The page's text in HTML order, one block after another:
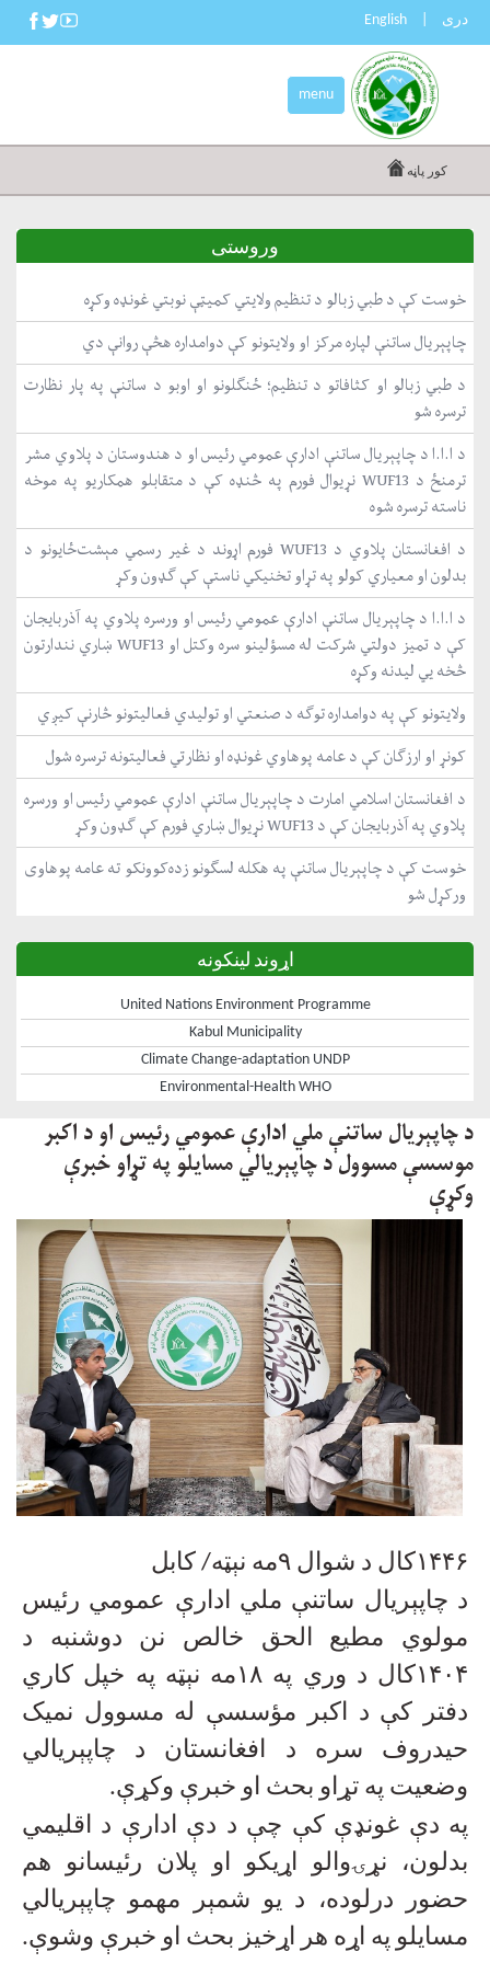
English دری
menu
کور پاڼه
وروستی
خوست کې د طبي زبالو د تنظیم ولایتي کمیټې نوبتي غونډه وکړه
چاپېریال ساتنې لپاره مرکز او ولایتونو کې دوامداره هڅې روانې دي
د طبي زبالو او کثافاتو د تنظیم؛ ځنګلونو او اوبو د ساتنې په پار نظارت
ترسره شو
د ا.ا.ا د چاپېریال ساتنې ادارې عمومي رئیس او د هندوستان د پلاوي مشر
ترمنځ د WUF13 نړیوال فورم په څنډه کې د متقابلو همکاریو په موخه
ناسته ترسره شوه
د افغانستان پلاوي د WUF13 فورم اړوند د غیر رسمي مېشت‌ځایونو د
بدلون او معیاري کولو په تړاو تخنیکي ناستې کې ګډون وکړ
د ا.ا.ا د چاپېریال ساتنې ادارې عمومي رئیس او ورسره پلاوي په آذربایجان
کې د تمیز دولتي شرکت له مسؤلینو سره وکتل او WUF13 ښاري نندارتون
څخه یي لیدنه وکړه
ولایتونو کې په دوامداره توګه د صنعتي او تولیدي فعالیتونو څارنې کیږي
کونړ او ارزګان کې د عامه پوهاوي غونډه او نظارتي فعالیتونه ترسره شول
د افغانستان اسلامي امارت د چاپېریال ساتنې ادارې عمومي رئیس او ورسره
پلاوي په آذربایجان کې د WUF13 نړیوال ښاري فورم کې ګډون وکړ
خوست کې د چاپېریال ساتنې په هکله لسګونو زده‌کوونکو ته عامه پوهاوی
ورکړل شو
اړوند لینکونه
United Nations Environment Programme
Kabul Municipality
Climate Change-adaptation UNDP
Environmental-Health WHO
د چاپېریال ساتنې ملي ادارې عمومي رئیس او د اکبر
موسسې مسوول د چاپېریالي مسایلو په تړاو خبرې
وکړې
۱۴۴۶کال د شوال ۹مه نېټه/ کابل
د چاپېریال ساتنې ملي ادارې عمومي رئیس
مولوي مطیع الحق خالص نن دوشنبه د
۱۴۰۴ کال د وري په ۱۸مه نېټه په خپل کاري
دفتر کې د اکبر مؤسسې له مسوول نمیک
حیدروف سره د افغانستان د چاپېریالي
وضعیت په تړاو بحث او خبرې وکړې.
په دې غونډې کې چې د دې ادارې د اقلیمي
بدلون، نړۍوالو اړیکو او پلان رئیسانو هم
حضور درلوده، د یو شمېر مهمو چاپېریالي
مسایلو په اړه هر اړخیز بحث او خبرې وشوې.